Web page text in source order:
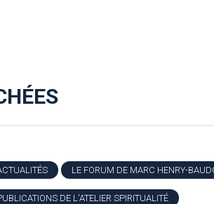
LE FORUM DE MARC HENRY-
DE L'ATELIER SPIRITUALITÉ